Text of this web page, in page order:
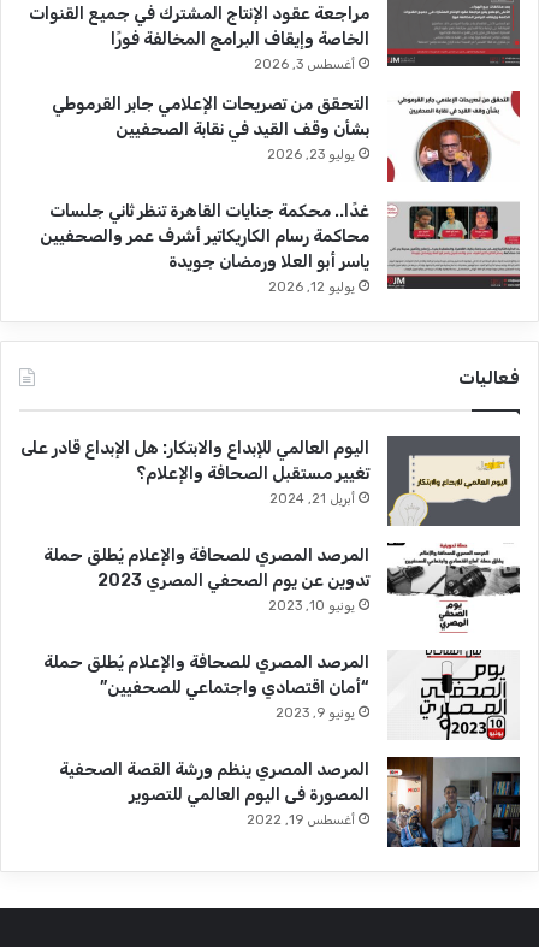
مراجعة عقود الإنتاج المشترك في جميع القنوات
الخاصة وإيقاف البرامج المخالفة فورًا
أغسطس 3, 2026
التحقق من تصريحات الإعلامي جابر القرموطي
بشأن وقف القيد في نقابة الصحفيين
يوليو 23, 2026
غدًا.. محكمة جنايات القاهرة تنظر ثاني جلسات
محاكمة رسام الكاريكاتير أشرف عمر والصحفيين
ياسر أبو العلا ورمضان جويدة
يوليو 12, 2026
فعاليات
اليوم العالمي للإبداع والابتكار: هل الإبداع قادر على
تغيير مستقبل الصحافة والإعلام؟
أبريل 21, 2024
المرصد المصري للصحافة والإعلام يُطلق حملة
تدوين عن يوم الصحفي المصري 2023
يونيو 10, 2023
المرصد المصري للصحافة والإعلام يُطلق حملة
“أمان اقتصادي واجتماعي للصحفيين”
يونيو 9, 2023
المرصد المصري ينظم ورشة القصة الصحفية
المصورة فى اليوم العالمي للتصوير
أغسطس 19, 2022